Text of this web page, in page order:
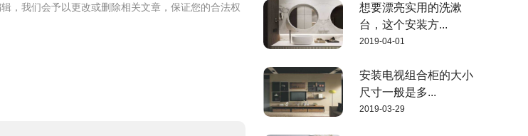
，我们会予以更改或删除相关文章，保证您的合法权
想要漂亮实用的洗漱
台，这个安装方...
2019-04-01
安装电视组合柜的大小
尺寸一般是多...
2019-03-29